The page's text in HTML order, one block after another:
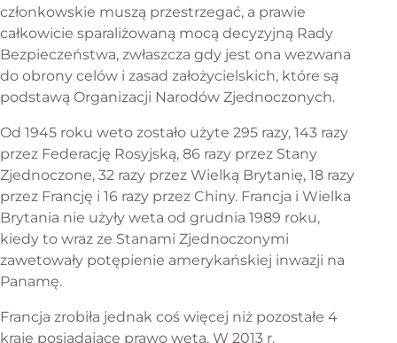
członkowskie muszą przestrzegać, a prawie
całkowicie sparaliżowaną mocą decyzyjną Rady
Bezpieczeństwa, zwłaszcza gdy jest ona wezwana
do obrony celów i zasad założycielskich, które są
podstawą Organizacji Narodów Zjednoczonych.
Od 1945 roku weto zostało użyte 295 razy, 143 razy
przez Federację Rosyjską, 86 razy przez Stany
Zjednoczone, 32 razy przez Wielką Brytanię, 18 razy
przez Francję i 16 razy przez Chiny. Francja i Wielka
Brytania nie użyły weta od grudnia 1989 roku,
kiedy to wraz ze Stanami Zjednoczonymi
zawetowały potępienie amerykańskiej inwazji na
Panamę.
Francja zrobiła jednak coś więcej niż pozostałe 4
kraje posiadające prawo weta. W 2013 r.